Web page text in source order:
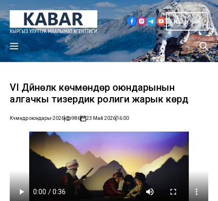
Кыр
VI Дүйнөлүк көчмөндөр оюндарынын
алгачкы тизердик ролиги жарык көрдү
Көчмөндөр оюндары-2026 986 23 Май 202616:00